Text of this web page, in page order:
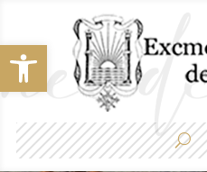
Abrir barra de herramientas